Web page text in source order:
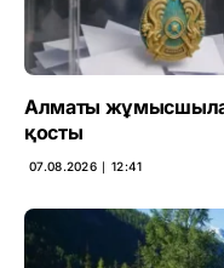
Алматы
қосты
07.08.2026 ∣ 12:41